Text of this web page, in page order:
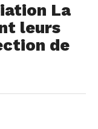
La
leurs
de